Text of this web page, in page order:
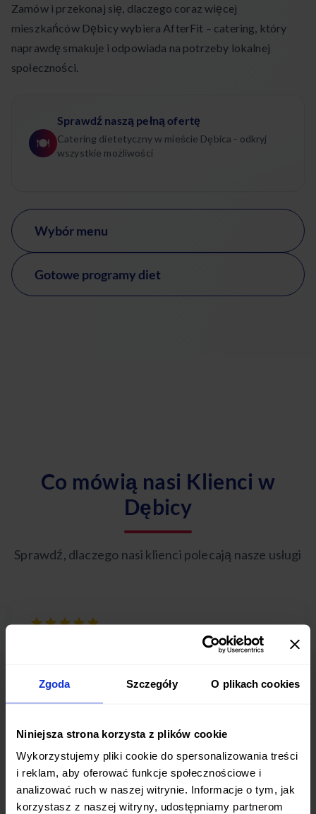
Zgoda Szczegóły O plikach cookies
Niniejsza strona korzysta z plików cookie
Wykorzystujemy pliki cookie do spersonalizowania treści
i reklam, aby oferować funkcje społecznościowe i
analizować ruch w naszej witrynie. Informacje o tym, jak
korzystasz z naszej witryny, udostępniamy partnerom
Zamów i przekonaj się, dlaczego coraz więcej
mieszkańców Dębicy wybiera AfterFit – catering, który
naprawdę smakuje i odpowiada na potrzeby lokalnej
społeczności.
🍽️
Sprawdź naszą pełną ofertę
Catering dietetyczny w mieście Dębica - odkryj
wszystkie możliwości
Wybór menu
Gotowe programy diet
Co mówią nasi Klienci w
Dębicy
Sprawdź, dlaczego nasi klienci polecają nasze usługi
"Doskonały catering dietetyczny w Dębicy! Posiłki
moich potrzeb żywieniowych. Dostawa punktualna i
obsługa na najwyższym poziomie."
Tomasz R.
Dębica